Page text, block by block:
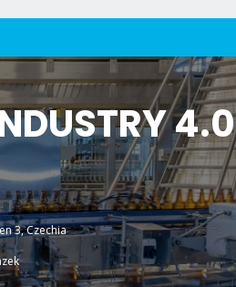
4.0
3, Czechia